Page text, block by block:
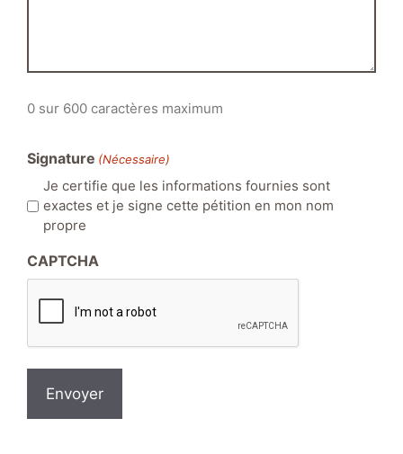
0 sur 600 caractères maximum
Signature (Nécessaire)
Je certifie que les informations fournies sont
exactes et je signe cette pétition en mon nom
propre
CAPTCHA